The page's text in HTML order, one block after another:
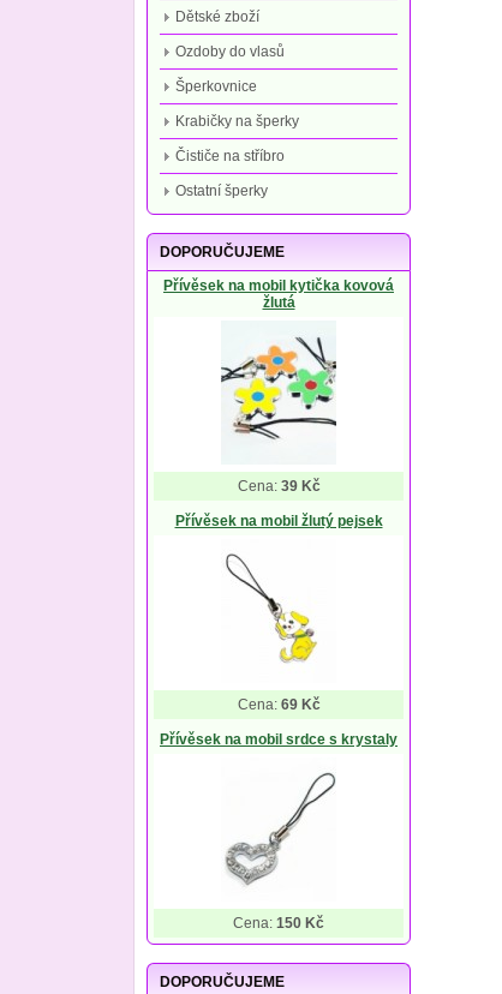
Dětské zboží
Ozdoby do vlasů
Šperkovnice
Krabičky na šperky
Čističe na stříbro
Ostatní šperky
DOPORUČUJEME
Přívěsek na mobil kytička kovová
žlutá
Cena: 39 Kč
Přívěsek na mobil žlutý pejsek
Cena: 69 Kč
Přívěsek na mobil srdce s krystaly
Cena: 150 Kč
DOPORUČUJEME